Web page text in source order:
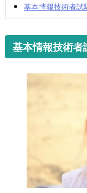
基本情報技術者試
基本情報技術者